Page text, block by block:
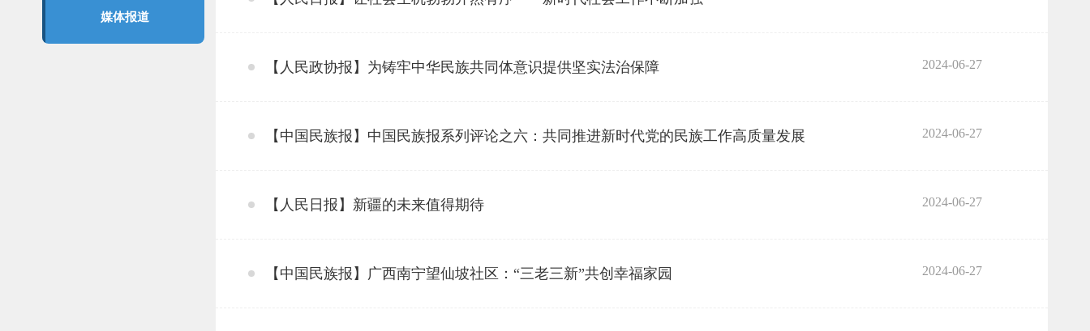
媒体报道
【人民政协报】为铸牢中华民族共同体意识提供坚实法治保障 2024-06-27
【中国民族报】中国民族报系列评论之六：共同推进新时代党的民族工作高质量发展 2024-06-27
【人民日报】新疆的未来值得期待 2024-06-27
【中国民族报】广西南宁望仙坡社区：“三老三新”共创幸福家园 2024-06-27